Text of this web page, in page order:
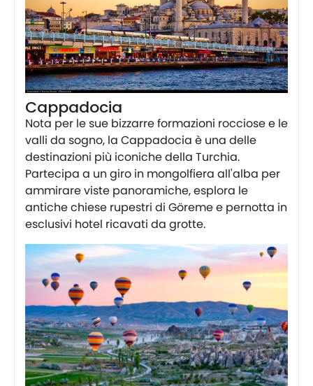
Cappadocia
Nota per le sue bizzarre formazioni rocciose e le
valli da sogno, la Cappadocia è una delle
destinazioni più iconiche della Turchia.
Partecipa a un giro in mongolfiera all'alba per
ammirare viste panoramiche, esplora le
antiche chiese rupestri di Göreme e pernotta in
esclusivi hotel ricavati da grotte.